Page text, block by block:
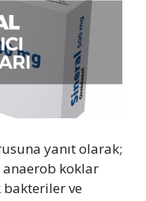
yanıt olarak;
koklar
ve